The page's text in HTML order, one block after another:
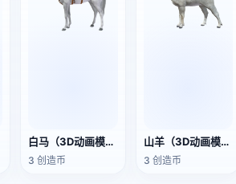
白马（3D动画模型）
3 创造币
山羊（3D动画模型）
3 创造币